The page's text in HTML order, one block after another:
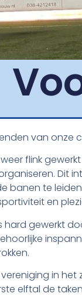
van onze
flink
Dit
banen te
en
gewerkt
in
elftal de